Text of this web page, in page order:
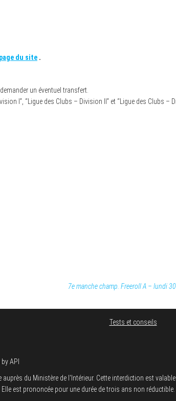
page du site .
un éventuel transfert.
I”, “Ligue des Clubs – Division II” et “Ligue des Clubs –
7e manche champ. Freeroll A – lundi
Tests et conseils
API
auprès du Ministère de l'Intérieur. Cette interdiction est
est prononcée pour une durée de trois ans non réductible.